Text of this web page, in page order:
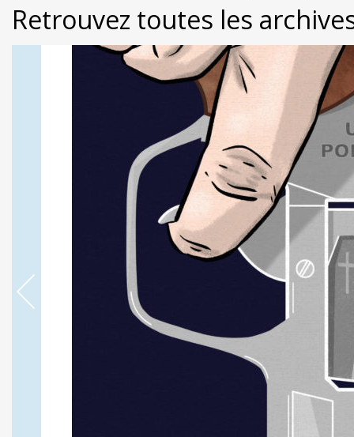
Retrouvez toutes les